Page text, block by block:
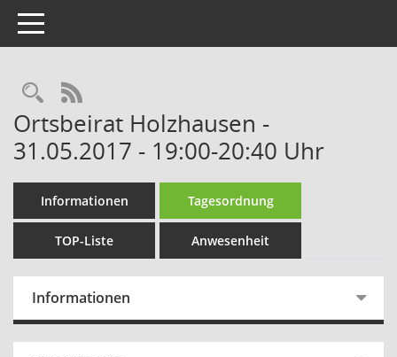
Toggle navigation
Rechercheauswahl
RSS-Feed
Ortsbeirat Holzhausen -
31.05.2017 - 19:00-20:40 Uhr
Informationen Tagesordnung
TOP-Liste Anwesenheit
Informationen